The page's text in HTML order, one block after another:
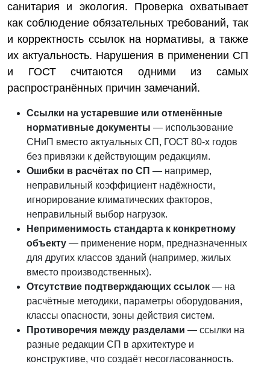
санитария и экология. Проверка охватывает
как соблюдение обязательных требований, так
и корректность ссылок на нормативы, а также
их актуальность. Нарушения в применении СП
и ГОСТ считаются одними из самых
распространённых причин замечаний.
Ссылки на устаревшие или отменённые
нормативные документы — использование
СНиП вместо актуальных СП, ГОСТ 80-х годов
без привязки к действующим редакциям.
Ошибки в расчётах по СП — например,
неправильный коэффициент надёжности,
игнорирование климатических факторов,
неправильный выбор нагрузок.
Неприменимость стандарта к конкретному
объекту — применение норм, предназначенных
для других классов зданий (например, жилых
вместо производственных).
Отсутствие подтверждающих ссылок — на
расчётные методики, параметры оборудования,
классы опасности, зоны действия систем.
Противоречия между разделами — ссылки на
разные редакции СП в архитектуре и
конструктиве, что создаёт несогласованность.